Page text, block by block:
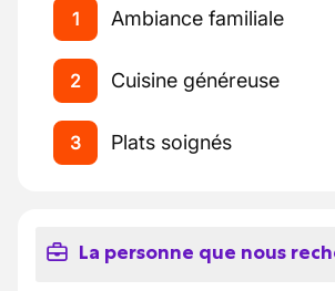
1 Ambiance familiale
2 Cuisine généreuse
3 Plats soignés
La personne que nous